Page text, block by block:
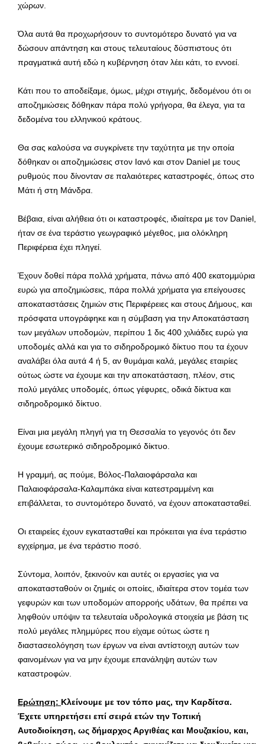
χώρων.
Όλα αυτά θα προχωρήσουν το συντομότερο δυνατό για να
δώσουν απάντηση και στους τελευταίους δύσπιστους ότι
πραγματικά αυτή εδώ η κυβέρνηση όταν λέει κάτι, το εννοεί.
Κάτι που το αποδείξαμε, όμως, μέχρι στιγμής, δεδομένου ότι οι
αποζημιώσεις δόθηκαν πάρα πολύ γρήγορα, θα έλεγα, για τα
δεδομένα του ελληνικού κράτους.
Θα σας καλούσα να συγκρίνετε την ταχύτητα με την οποία
δόθηκαν οι αποζημιώσεις στον Ιανό και στον Daniel με τους
ρυθμούς που δίνονταν σε παλαιότερες καταστροφές, όπως στο
Μάτι ή στη Μάνδρα.
Βέβαια, είναι αλήθεια ότι οι καταστροφές, ιδιαίτερα με τον Daniel,
ήταν σε ένα τεράστιο γεωγραφικό μέγεθος, μια ολόκληρη
Περιφέρεια έχει πληγεί.
Έχουν δοθεί πάρα πολλά χρήματα, πάνω από 400 εκατομμύρια
ευρώ για αποζημιώσεις, πάρα πολλά χρήματα για επείγουσες
αποκαταστάσεις ζημιών στις Περιφέρειες και στους Δήμους, και
πρόσφατα υπογράφηκε και η σύμβαση για την Αποκατάσταση
των μεγάλων υποδομών, περίπου 1 δις 400 χιλιάδες ευρώ για
υποδομές αλλά και για το σιδηροδρομικό δίκτυο που τα έχουν
αναλάβει όλα αυτά 4 ή 5, αν θυμάμαι καλά, μεγάλες εταιρίες
ούτως ώστε να έχουμε και την αποκατάσταση, πλέον, στις
πολύ μεγάλες υποδομές, όπως γέφυρες, οδικά δίκτυα και
σιδηροδρομικό δίκτυο.
Είναι μια μεγάλη πληγή για τη Θεσσαλία το γεγονός ότι δεν
έχουμε εσωτερικό σιδηροδρομικό δίκτυο.
Η γραμμή, ας πούμε, Βόλος-Παλαιοφάρσαλα και
Παλαιοφάρσαλα-Καλαμπάκα είναι κατεστραμμένη και
επιβάλλεται, το συντομότερο δυνατό, να έχουν αποκατασταθεί.
Οι εταιρείες έχουν εγκατασταθεί και πρόκειται για ένα τεράστιο
εγχείρημα, με ένα τεράστιο ποσό.
Σύντομα, λοιπόν, ξεκινούν και αυτές οι εργασίες για να
αποκατασταθούν οι ζημιές οι οποίες, ιδιαίτερα στον τομέα των
γεφυρών και των υποδομών απορροής υδάτων, θα πρέπει να
ληφθούν υπόψιν τα τελευταία υδρολογικά στοιχεία με βάση τις
πολύ μεγάλες πλημμύρες που είχαμε ούτως ώστε η
διαστασεολόγηση των έργων να είναι αντίστοιχη αυτών των
φαινομένων για να μην έχουμε επανάληψη αυτών των
καταστροφών.
Ερώτηση: Κλείνουμε με τον τόπο μας, την Καρδίτσα.
Έχετε υπηρετήσει επί σειρά ετών την Τοπική
Αυτοδιοίκηση, ως δήμαρχος Αργιθέας και Μουζακίου, και,